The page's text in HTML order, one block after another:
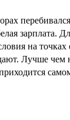
зарплата.
на точках
Лучше чем на